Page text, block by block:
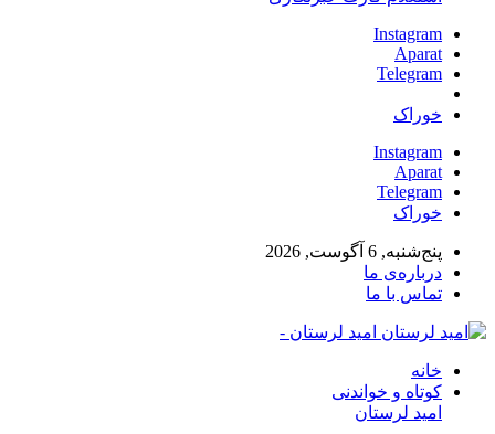
Instagram
Aparat
Telegram
خوراک
Instagram
Aparat
Telegram
خوراک
پنج‌شنبه, 6 آگوست, 2026
درباره‌ی ما
تماس با ما
امید لرستان -
خانه
کوتاه و خواندنی
امید لرستان